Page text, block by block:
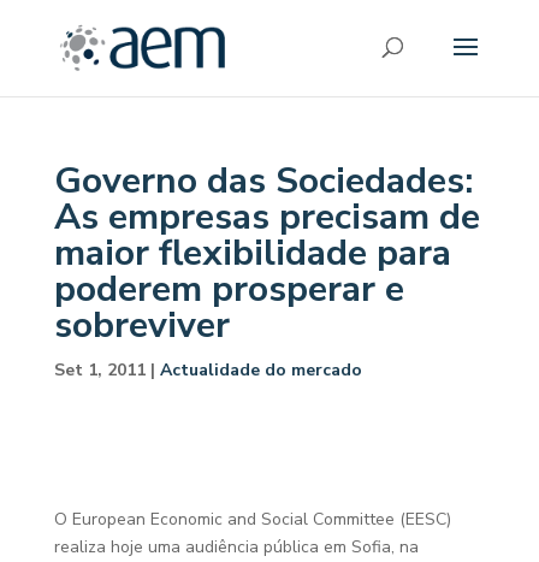
Governo das Sociedades:
As empresas precisam de
maior flexibilidade para
poderem prosperar e
sobreviver
Set 1, 2011| Actualidade do mercado
O European Economic and Social Committee (EESC)
realiza hoje uma audiência pública em Sofia, na